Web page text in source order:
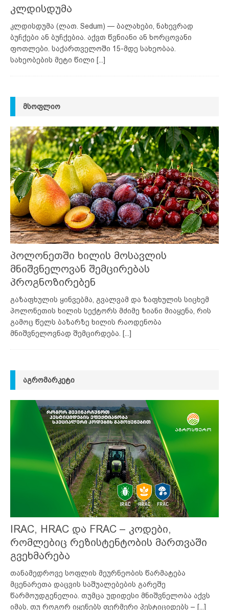
კლდისდუმა
კლდისდუმა (ლათ. Sedum) — ბალახები, ნახევრად
ბუჩქები ან ბუჩქებია. აქვთ წვნიანი ან ხორცოვანი
ფოთლები. საქართველოში 15-მდე სახეობაა.
სახეობების მეტი წილი [...]
ᲛᲡᲝᲤᲚᲘᲝ
პოლონეთში ხილის მოსავლის
მნიშვნელოვან შემცირებას
პროგნოზირებენ
გაზაფხულის ყინვებმა, გვალვამ და ზაფხულის სიცხემ
პოლონეთის ხილის სექტორს მძიმე ზიანი მიაყენა, რის
გამოც წელს ბაზარზე ხილის რაოდენობა
მნიშვნელოვნად შემცირდება.
[...]
ᲐᲒᲠᲝᲛᲐᲠᲙᲔᲢᲘ
IRAC, HRAC და FRAC – კოდები,
რომლებიც რეზისტენტობის მართვაში
გვეხმარება
თანამედროვე სოფლის მეურნეობის წარმატება
მცენარეთა დაცვის საშუალებების გარეშე
წარმოუდგენელია. თუმცა უდიდესი მნიშვნელობა აქვს
იმას, თუ როგორ იყენებს ფერმერი პესტიციდებს – [...]